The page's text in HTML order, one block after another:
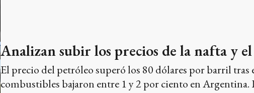
Analizan subir los precios de la nafta y el
El precio del petróleo superó los 80 dólares por barril tras
combustibles bajaron entre 1 y 2 por ciento en